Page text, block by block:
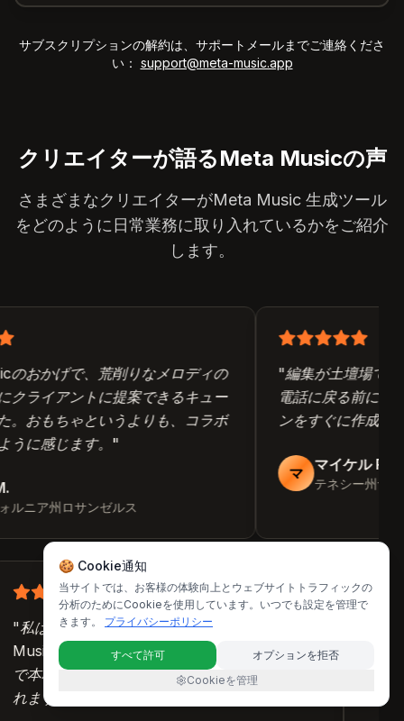
サブスクリプションの解約は、サポートメールまでご連絡くださ
い： support@meta-music.app
クリエイターが語るMeta Musicの声
さまざまなクリエイターがMeta Music 生成ツール
をどのように日常業務に取り入れているかをご紹介
します。
おかげで、荒削りなメロディの
ライアントに提案できるキュー
おもちゃというよりも、コラボ
に感じます。"
ニア州ロサンゼルス
編集が土壇場で変
電話に戻る前に新
ンをすぐに作成でき
マ マイケル R.
テネシー州ナッシ
"私はプロデューサーではありませんが、Meta
Musicを使うと、小規模ビジネスの動画がまる
で本格的な音楽予算があったかのように感じら
れます。
ェ
🍪 Cookie通知
当サイトでは、お客様の体験向上とウェブサイトトラフィックの
分析のためにCookieを使用しています。いつでも設定を管理で
きます。
プライバシーポリシー
すべて許可
オプションを拒否
Cookieを管理